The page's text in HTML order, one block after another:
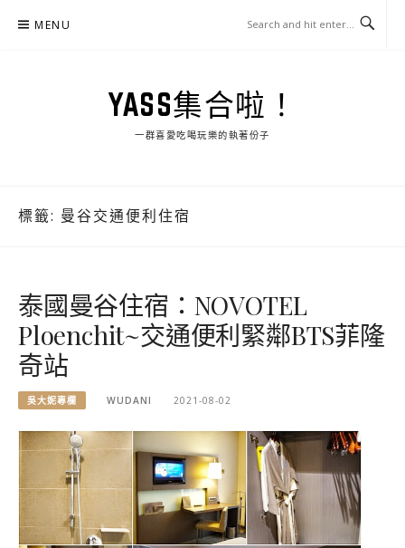
MENU
YASS集合啦！
一群喜愛吃喝玩樂的執著份子
標籤: 曼谷交通便利住宿
泰國曼谷住宿：NOVOTEL
Ploenchit~交通便利緊鄰BTS菲隆
奇站
吳大妮專欄 WUDANI 2021-08-02